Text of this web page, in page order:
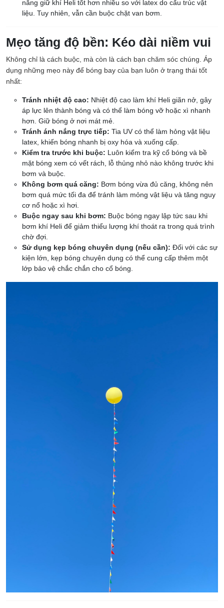
năng giữ khí Heli tốt hơn nhiều so với latex do cấu trúc vật
liệu. Tuy nhiên, vẫn cần buộc chặt van bơm.
Mẹo tăng độ bền: Kéo dài niềm vui
Không chỉ là cách buộc, mà còn là cách bạn chăm sóc chúng. Áp
dụng những mẹo này để bóng bay của bạn luôn ở trạng thái tốt
nhất:
Tránh nhiệt độ cao: Nhiệt độ cao làm khí Heli giãn nở, gây
áp lực lên thành bóng và có thể làm bóng vỡ hoặc xì nhanh
hơn. Giữ bóng ở nơi mát mẻ.
Tránh ánh nắng trực tiếp: Tia UV có thể làm hỏng vật liệu
latex, khiến bóng nhanh bị oxy hóa và xuống cấp.
Kiểm tra trước khi buộc: Luôn kiểm tra kỹ cổ bóng và bề
mặt bóng xem có vết rách, lỗ thủng nhỏ nào không trước khi
bơm và buộc.
Không bơm quá căng: Bơm bóng vừa đủ căng, không nên
bơm quá mức tối đa để tránh làm mỏng vật liệu và tăng nguy
cơ nổ hoặc xì hơi.
Buộc ngay sau khi bơm: Buộc bóng ngay lập tức sau khi
bơm khí Heli để giảm thiểu lượng khí thoát ra trong quá trình
chờ đợi.
Sử dụng kẹp bóng chuyên dụng (nếu cần): Đối với các sự
kiện lớn, kẹp bóng chuyên dụng có thể cung cấp thêm một
lớp bảo vệ chắc chắn cho cổ bóng.